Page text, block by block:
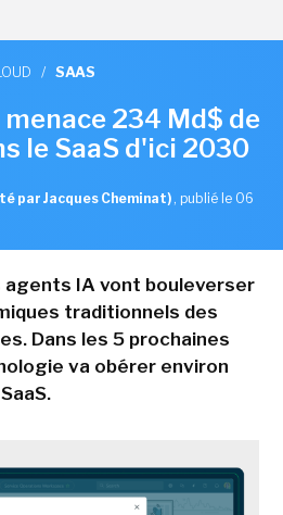
/ SAAS
234 Md$ de
le SaaS d'ici 2030
par Jacques Cheminat) , publié le 06
agents IA vont bouleverser
traditionnels des
Dans les 5 prochaines
va obérer environ